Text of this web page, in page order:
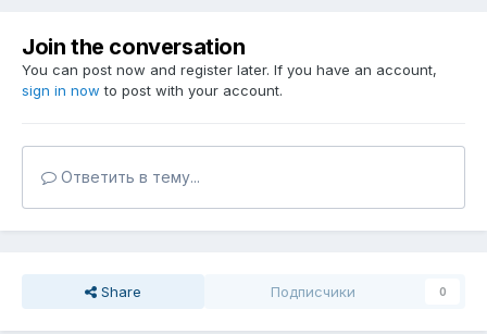
Join the conversation
You can post now and register later. If you have an account,
sign in now to post with your account.
Ответить в тему...
Share Подписчики 0